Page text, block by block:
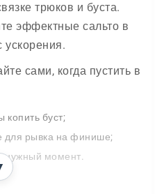
трюков и буста.
эффектные сальто в
ускорения.
сами, когда пустить в
копить буст;
для рывка на финише;
нужный момент.